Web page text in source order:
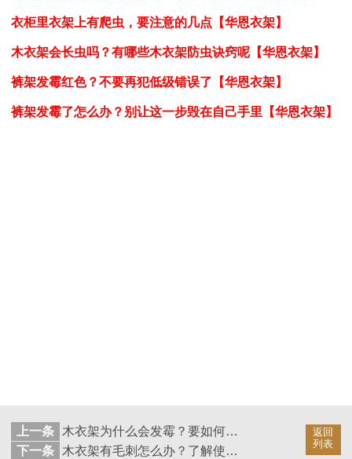
衣柜里衣架上有爬虫，要注意的几点【华恩衣架】
木衣架会长虫吗？有哪些木衣架防虫诀窍呢【华恩衣架】
裤架发霉红色？不要再犯低级错误了【华恩衣架】
裤架发霉了怎么办？别让这一步毁在自己手里【华恩衣架】
返回
列表
上一条
木衣架为什么会发霉？要如何避免发霉现象—华恩衣架
下一条
木衣架有毛刺怎么办？了解使用中的问题【华恩衣架】